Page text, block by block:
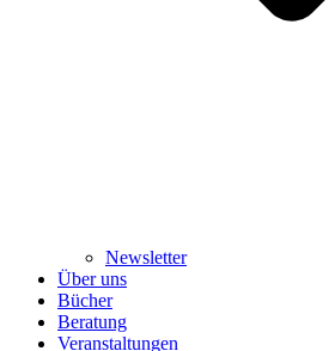
Newsletter
Über uns
Bücher
Beratung
Veranstaltungen